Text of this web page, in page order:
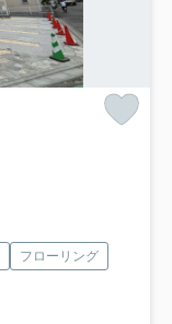
フローリング